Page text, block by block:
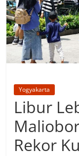
Yogyakarta
Libur
Rekor